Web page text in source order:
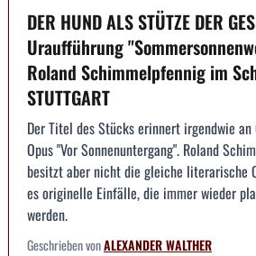
DER HUND ALS STÜTZE DER
Uraufführung
Roland Schimmelpfennig im
STUTTGART
Der Titel des Stücks erinnert irgendwie an
Opus "Vor Sonnenuntergang". Roland
besitzt aber nicht die gleiche literarische
es originelle Einfälle, die immer wieder
werden.
Geschrieben vonALEXANDER WALTHER